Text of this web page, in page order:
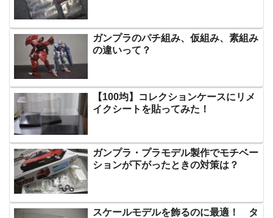
ガンプラのパチ組み、仮組み、素組み
の違いって？
【100均】コレクションケースにリメ
イクシートを貼ってみた！
ガンプラ・プラモデル製作でモチベー
ションが下がったときの対策は？
スケールモデルを飾るのに最適！ タ